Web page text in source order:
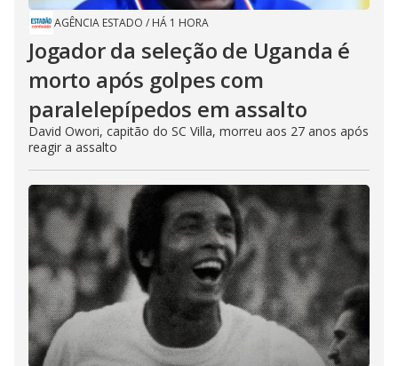
AGÊNCIA ESTADO / HÁ 1 HORA
Jogador da seleção de Uganda é
morto após golpes com
paralelepípedos em assalto
David Owori, capitão do SC Villa, morreu aos 27 anos após
reagir a assalto